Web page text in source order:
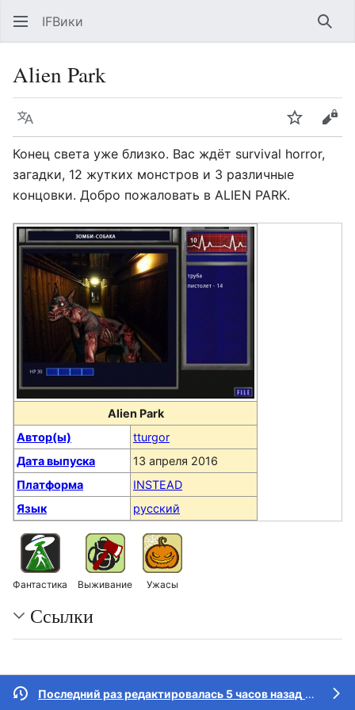
IFВики
Alien Park
Язык Следить
Конец света уже близко. Вас ждёт survival horror,
загадки, 12 жутких монстров и 3 различные
концовки. Добро пожаловать в ALIEN PARK.
Alien Park
Автор(ы)
tturgor
Дата выпуска
13 апреля 2016
Платформа
INSTEAD
Язык
русский
Фантастика Выживание Ужасы
Ссылки
Последний раз редактировалась 5 часов назад